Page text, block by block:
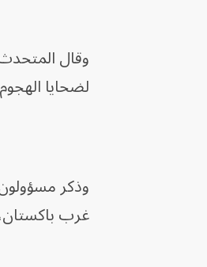
وقال
لضحايا
غرب